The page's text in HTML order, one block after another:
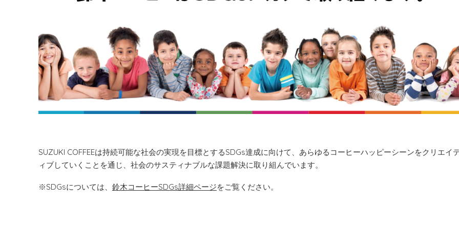
SUZUKI COFFEEは持続可能な社会の実現を目標とするSDGs達成に向けて、あらゆるコーヒーハッピーシーンをクリエイ
ィブしていくことを通じ、社会のサスティナブルな課題解決に取り組んでいます。
※SDGsについては、 鈴木コーヒーSDGs詳細ページをご覧ください。